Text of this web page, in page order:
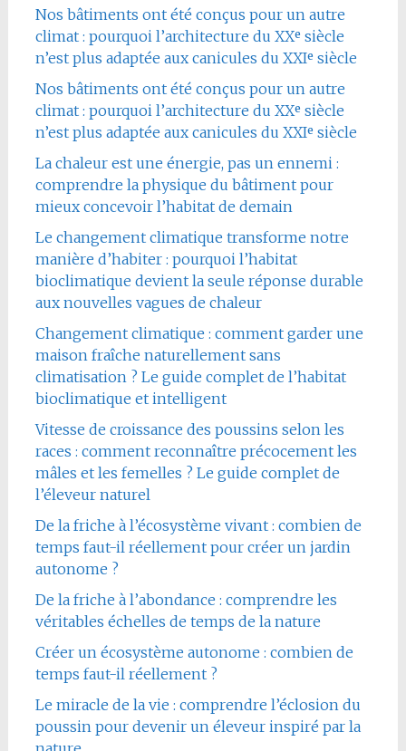
Nos bâtiments ont été conçus pour un autre
climat : pourquoi l’architecture du XXᵉ siècle
n’est plus adaptée aux canicules du XXIᵉ siècle
Nos bâtiments ont été conçus pour un autre
climat : pourquoi l’architecture du XXᵉ siècle
n’est plus adaptée aux canicules du XXIᵉ siècle
La chaleur est une énergie, pas un ennemi :
comprendre la physique du bâtiment pour
mieux concevoir l’habitat de demain
Le changement climatique transforme notre
manière d’habiter : pourquoi l’habitat
bioclimatique devient la seule réponse durable
aux nouvelles vagues de chaleur
Changement climatique : comment garder une
maison fraîche naturellement sans
climatisation ? Le guide complet de l’habitat
bioclimatique et intelligent
Vitesse de croissance des poussins selon les
races : comment reconnaître précocement les
mâles et les femelles ? Le guide complet de
l’éleveur naturel
De la friche à l’écosystème vivant : combien de
temps faut-il réellement pour créer un jardin
autonome ?
De la friche à l’abondance : comprendre les
véritables échelles de temps de la nature
Créer un écosystème autonome : combien de
temps faut-il réellement ?
Le miracle de la vie : comprendre l’éclosion du
poussin pour devenir un éleveur inspiré par la